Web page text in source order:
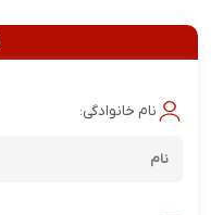
نام خانوادگی: